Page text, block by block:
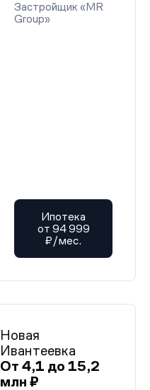
Застройщик «MR
Group»
Ипотека
от 94 999
₽/мес.
Новая
Ивантеевка
От 4,1 до 15,2
млн ₽